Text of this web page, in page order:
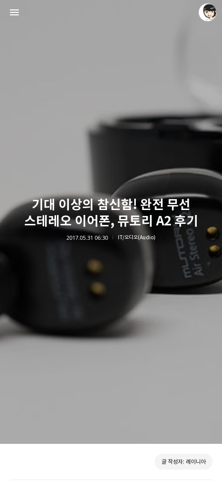
기대 이상의 참신함! 완전 무선
스테레오 이어폰, 뮤토리 A2 후기
2017.05.31 06:30 IT/오디오(Audio)
글 작성자: 레이니아
레이니아
레이니아